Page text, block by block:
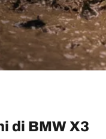
di BMW X3